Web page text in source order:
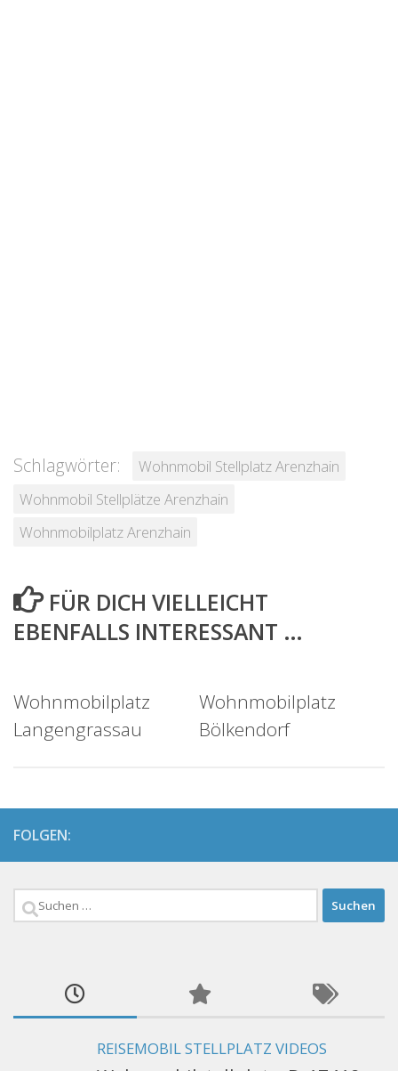
Schlagwörter:
Wohnmobil Stellplatz Arenzhain
Wohnmobil Stellplätze Arenzhain
Wohnmobilplatz Arenzhain
FÜR DICH VIELLEICHT
EBENFALLS INTERESSANT …
Wohnmobilplatz
Langengrassau
Wohnmobilplatz
Bölkendorf
FOLGEN:
Suchen
REISEMOBIL STELLPLATZ VIDEOS